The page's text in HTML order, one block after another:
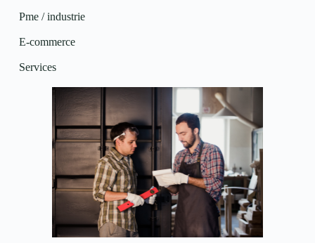
Pme / industrie
E-commerce
Services